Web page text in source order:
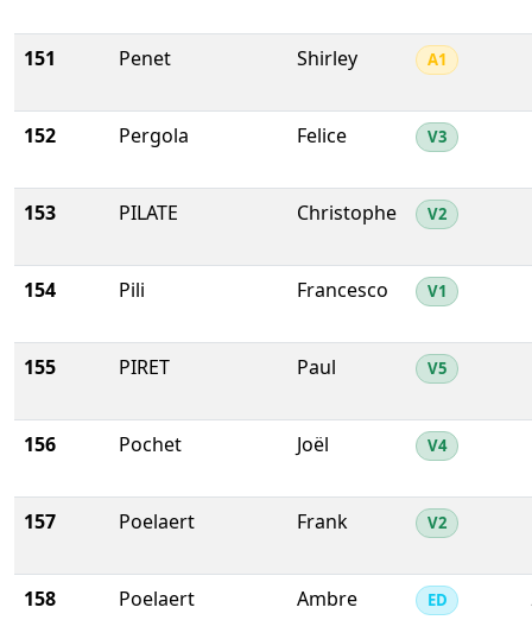
151 Penet Shirley A1
152 Pergola Felice V3
153 PILATE Christophe V2
154 Pili Francesco V1
155 PIRET Paul V5
156 Pochet Joël V4
157 Poelaert Frank V2
158 Poelaert Ambre ED